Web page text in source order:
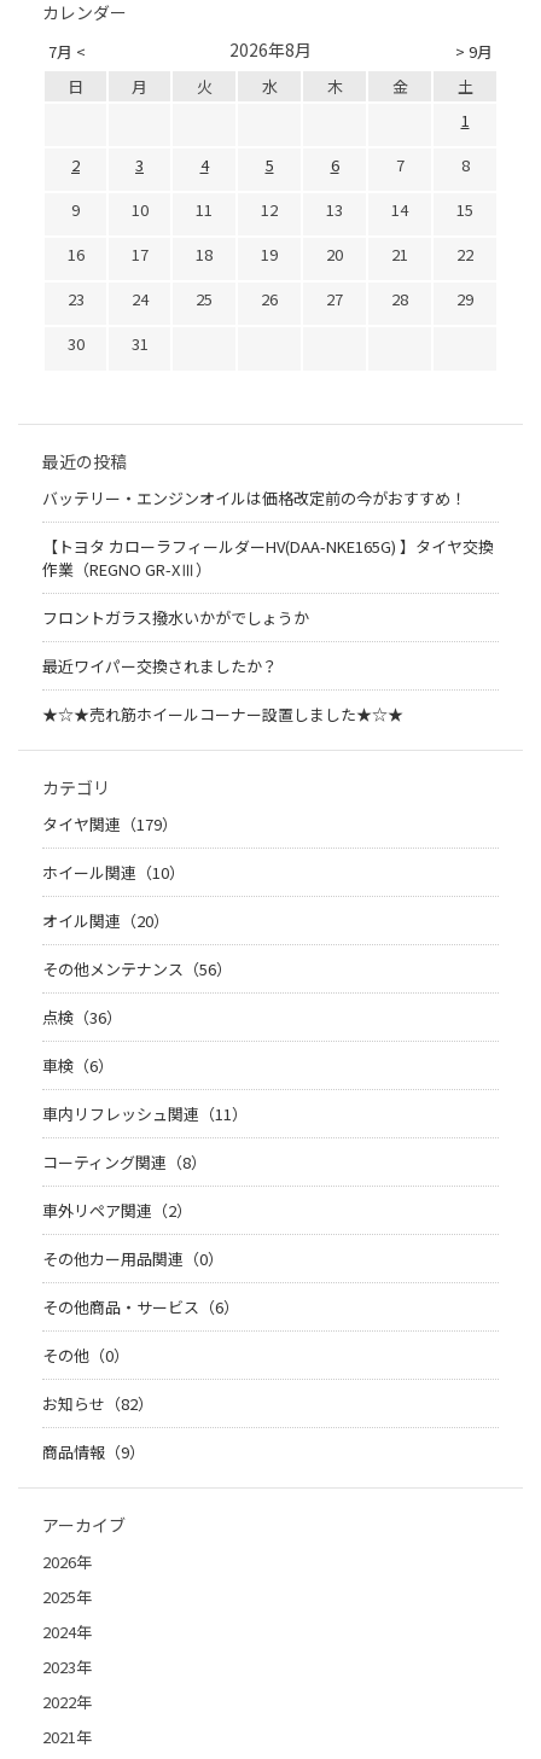
カレンダー
7月 < > 9月
2026年8月
日 月 火 水 木 金
土
1
2
3 4 5 6 7
8
9
10 11 12 13 14
15
16
17 18 19 20 21
22
23
24 25 26 27 28
29
30
31
最近の投稿
バッテリー・エンジンオイルは価格改定前の今がおすすめ！
【トヨタ カローラフィールダーHV(DAA-NKE165G) 】タイヤ交換
作業（REGNO GR-XⅢ）
フロントガラス撥水いかがでしょうか
最近ワイパー交換されましたか？
★☆★売れ筋ホイールコーナー設置しました★☆★
カテゴリ
タイヤ関連（179）
ホイール関連（10）
オイル関連（20）
その他メンテナンス（56）
点検（36）
車検（6）
車内リフレッシュ関連（11）
コーティング関連（8）
車外リペア関連（2）
その他カー用品関連（0）
その他商品・サービス（6）
その他（0）
お知らせ（82）
商品情報（9）
アーカイブ
2026年
2025年
2024年
2023年
2022年
2021年